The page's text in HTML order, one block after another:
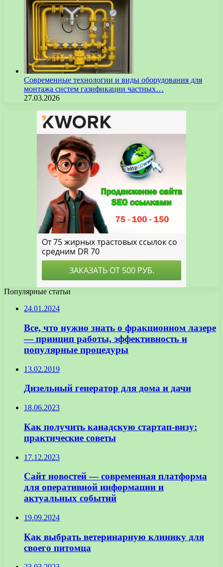
Современные технологии и виды оборудования для
монтажа систем газификации частных…
27.03.2026
Популярные статьи
24.01.2024
Все, что нужно знать о фракционном лазере
— принцип работы, эффективность и
популярные процедуры
13.02.2019
Дизельный генератор для дома и дачи
18.06.2023
Как получить канадскую стартап-визу:
практические советы
17.12.2023
Сайт новостей — современная платформа
для оперативной информации и
актуальных событий
19.09.2024
Как выбрать ветеринарную клинику для
своего питомца